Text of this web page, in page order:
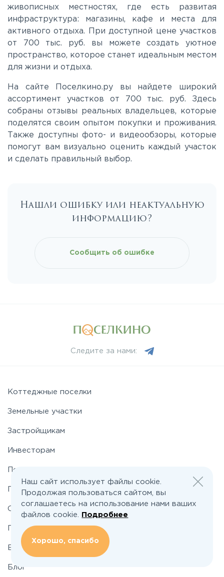
Московское
Мурманское
Приморское
Приозерское
Ропшинское
живописных местностях, где есть развитая
инфраструктура: магазины, кафе и места для
активного отдыха. При доступной цене участков
от 700 тыс. руб. вы можете создать уютное
пространство, которое станет идеальным местом
для жизни и отдыха.
На сайте Поселкино.ру вы найдете широкий
ассортимент участков от 700 тыс. руб. Здесь
собраны отзывы реальных владельцев, которые
поделятся своим опытом покупки и проживания.
Также доступны фото- и видеообзоры, которые
помогут вам визуально оценить каждый участок
и сделать правильный выбор.
Нашли ошибку или неактуальную
информацию?
Сообщить об ошибке
Следите за нами:
Коттеджные поселки
Земельные участки
Застройщикам
Инвесторам
По шоссе
По районам
О проекте
Подбор земельного участка
Вакансии
Блог
Наш сайт использует файлы cookie.
Продолжая пользоваться сайтом, вы
соглашаетесь на использование нами ваших
файлов cookie.
Подробнее
Хорошо, спасибо